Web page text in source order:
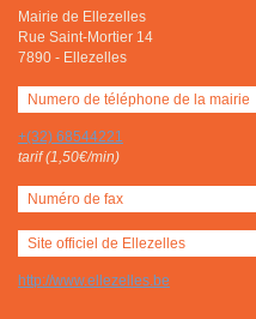
Mairie de Ellezelles
Rue Saint-Mortier 14
7890 - Ellezelles
Numero de téléphone de la mairie
+(32) 68544221
tarif (1,50€/min)
Numéro de fax
Site officiel de Ellezelles
http://www.ellezelles.be